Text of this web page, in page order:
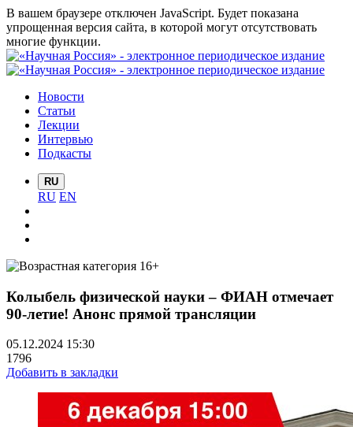
В вашем браузере отключен JavaScript. Будет показана
упрощенная версия сайта, в которой могут отсутствовать
многие функции.
Новости
Статьи
Лекции
Интервью
Подкасты
RU
RU EN
Колыбель физической науки – ФИАН отмечает
90-летие! Анонс прямой трансляции
05.12.2024 15:30
1796
Добавить в закладки